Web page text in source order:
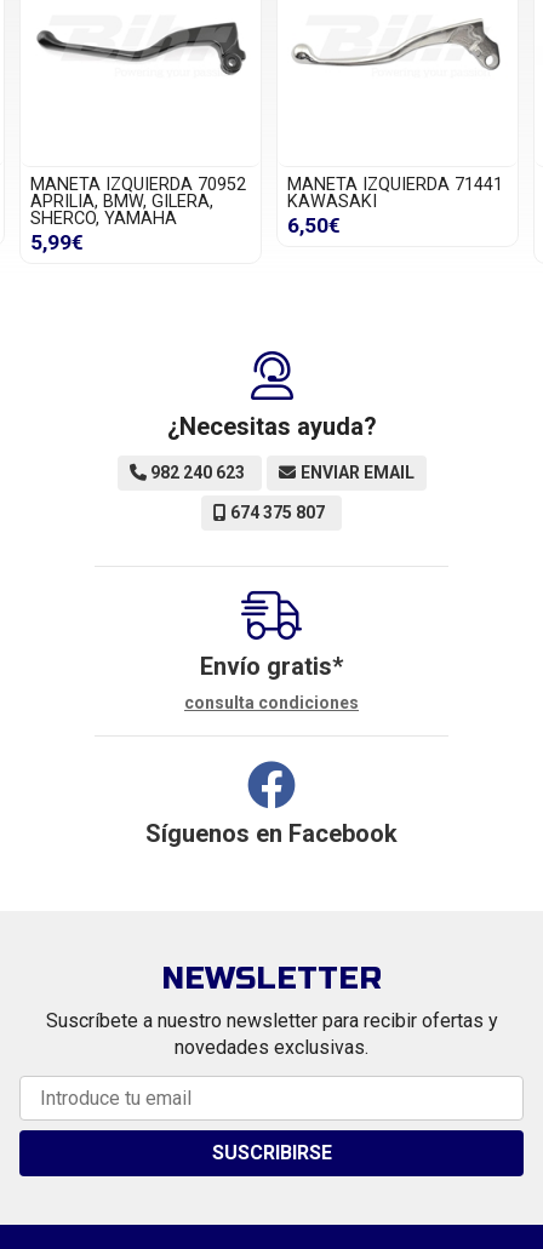
MANETA IZQUIERDA 70952
APRILIA, BMW, GILERA,
SHERCO, YAMAHA
5,99€
MANETA IZQUIERDA 71441
KAWASAKI
6,50€
¿Necesitas ayuda?
982 240 623 ENVIAR EMAIL
674 375 807
Envío gratis*
consulta condiciones
Síguenos en Facebook
NEWSLETTER
Suscríbete a nuestro newsletter para recibir ofertas y
novedades exclusivas.
SUSCRIBIRSE